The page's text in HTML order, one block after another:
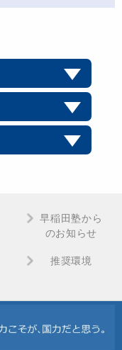
早稲田塾から
のお知らせ
推奨環境